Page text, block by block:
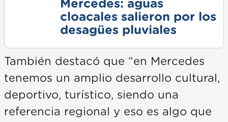
Mercedes: aguas
cloacales salieron por los
desagües pluviales
También destacó que “en Mercedes
tenemos un amplio desarrollo cultural,
deportivo, turístico, siendo una
referencia regional y eso es algo que